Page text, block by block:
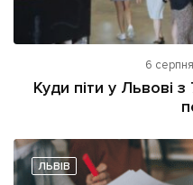
Афіша
Картки
Репортаж
6
Куди піти у Львові
ЛЬВІВ